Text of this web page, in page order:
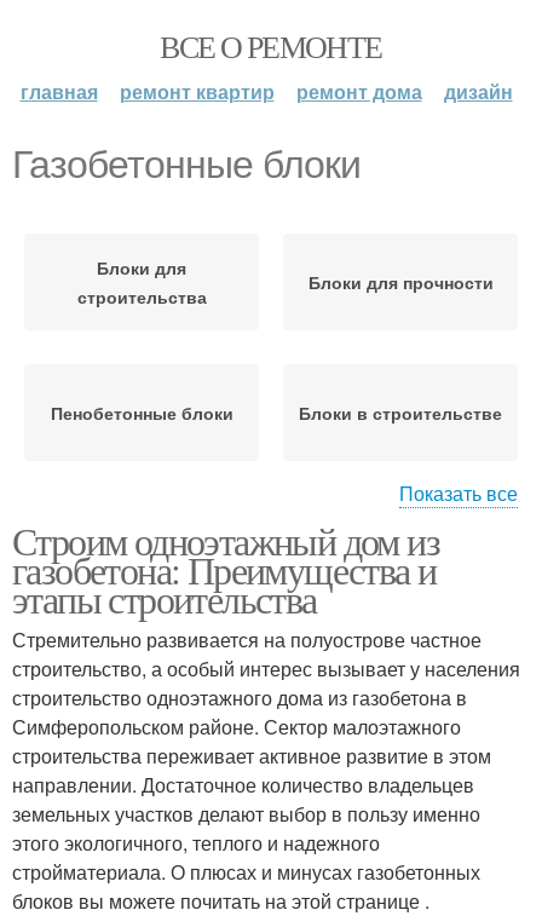
ВСЕ О РЕМОНТЕ
главная ремонт квартир ремонт дома дизайн
Газобетонные блоки
Блоки для
строительства
Блоки для прочности
Пенобетонные блоки Блоки в строительстве
Цементные блоки Бетонные блоки
Бетонный блок
Блоки из тяжелого
бетона
Стеновые блоки
Блоки для наружных
стен
Показать все
Строим одноэтажный дом из
газобетона: Преимущества и
этапы строительства
Стремительно развивается на полуострове частное
строительство, а особый интерес вызывает у населения
строительство одноэтажного дома из газобетона в
Симферопольском районе. Сектор малоэтажного
строительства переживает активное развитие в этом
направлении. Достаточное количество владельцев
земельных участков делают выбор в пользу именно
этого экологичного, теплого и надежного
стройматериала. О плюсах и минусах газобетонных
блоков вы можете почитать на этой странице .